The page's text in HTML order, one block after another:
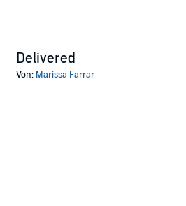
Delivered
Von: Marissa Farrar